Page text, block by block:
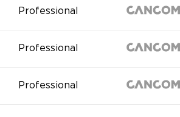
Professional
Professional
Professional